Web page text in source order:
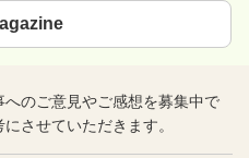
のご意見やご感想を募集中で
させていただきます。